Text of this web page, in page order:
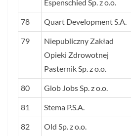
Espenschied Sp. z o.o.
78 Quart Development S.A.
79
Niepubliczny Zakład
Opieki Zdrowotnej
Pasternik Sp. z o.o.
80 Glob Jobs Sp. z o.o.
81 Stema P.S.A.
82 Old Sp. z o.o.